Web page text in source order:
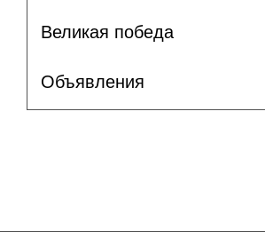
Великая победа
Объявления